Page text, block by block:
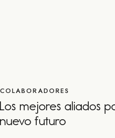
COLABORADORES
Los mejores aliados
nuevo futuro